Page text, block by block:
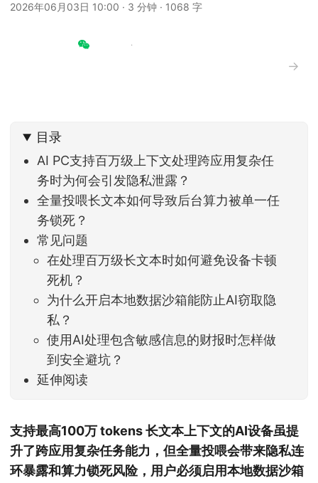
2026年06月03日 10:00 · 3 分钟 · 1068 字
→
目录
AI PC支持百万级上下文处理跨应用复杂任
务时为何会引发隐私泄露？
全量投喂长文本如何导致后台算力被单一任
务锁死？
常见问题
在处理百万级长文本时如何避免设备卡顿
死机？
为什么开启本地数据沙箱能防止AI窃取隐
私？
使用AI处理包含敏感信息的财报时怎样做
到安全避坑？
延伸阅读
支持最高100万 tokens 长文本上下文的AI设备虽提
升了跨应用复杂任务能力，但全量投喂会带来隐私连
环暴露和算力锁死风险，用户必须启用本地数据沙箱